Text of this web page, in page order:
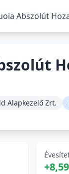
Abszolút
Alapkezelő Zrt.